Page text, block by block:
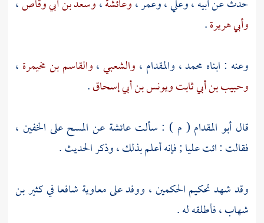
حدث عن أبيه ،وعلي،وعمر،وعائشة،وسعد بن أبي وقاص،
وأبي هريرة.
وعنه : ابناه محمد، والمقدام ، والشعبي،والقاسم بن مخيمرة ،
وحبيب بن أبي ثابتويونس بن أبي إسحاق.
قال أبو المقدام ( م ) : سألتعائشة عن المسح على الخفين ،
فقالت : ائتعليا; فإنه أعلم بذلك ، وذكر الحديث .
وقد شهد تحكيم الحكمين ، ووفد علىمعاوية شافعا فيكثير بن
شهاب، فأطلقه له .